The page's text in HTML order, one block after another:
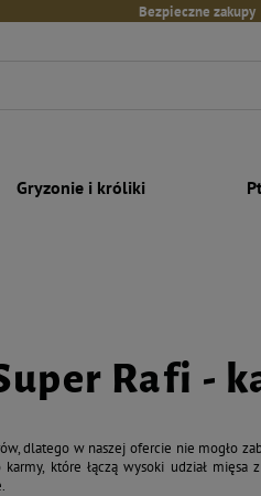
Bezpieczne zakupy
Gryzonie i króliki
Rafi -
dlatego w naszej ofercie nie mogło
które łączą wysoki udział